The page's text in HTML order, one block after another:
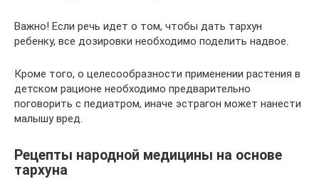
Важно! Если речь идет о том, чтобы дать тархун
ребенку, все дозировки необходимо поделить надвое.
Кроме того, о целесообразности применении растения в
детском рационе необходимо предварительно
поговорить с педиатром, иначе эстрагон может нанести
малышу вред.
Рецепты народной медицины на основе
тархуна